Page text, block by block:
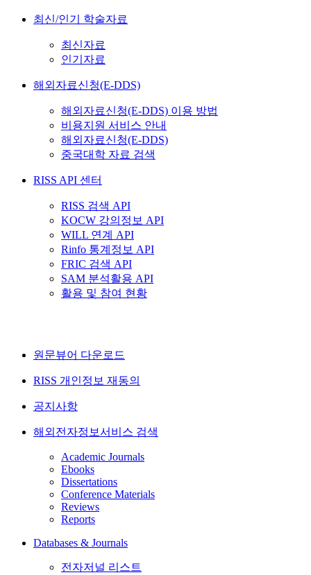
최신/인기 학술자료
최신자료
인기자료
해외자료신청(E-DDS)
해외자료신청(E-DDS) 이용 방법
비용지원 서비스 안내
해외자료신청(E-DDS)
중국대학 자료 검색
RISS API 센터
RISS 검색 API
KOCW 강의정보 API
WILL 연계 API
Rinfo 통계정보 API
FRIC 검색 API
SAM 분석활용 API
활용 및 참여 현황
원문뷰어 다운로드
RISS 개인정보 재동의
공지사항
해외전자정보서비스 검색
Academic Journals
Ebooks
Dissertations
Conference Materials
Reviews
Reports
Databases & Journals
전자저널 리스트